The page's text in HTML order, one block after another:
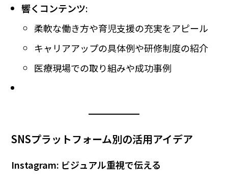
響くコンテンツ:
柔軟な働き方や育児支援の充実をアピール
キャリアアップの具体例や研修制度の紹介
医療現場での取り組みや成功事例
SNSプラットフォーム別の活用アイデア
Instagram: ビジュアル重視で伝える